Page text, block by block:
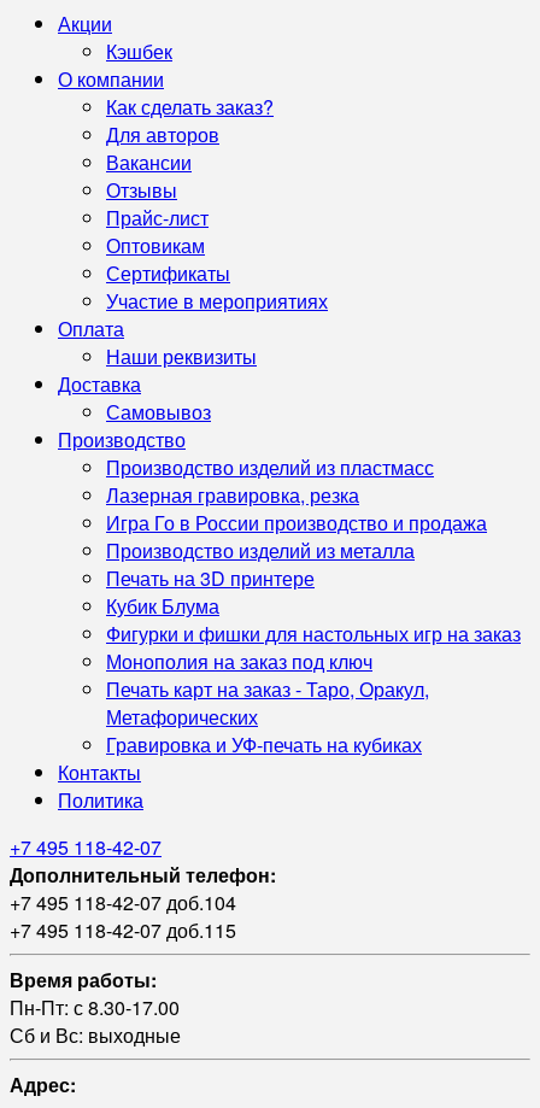
Акции
Кэшбек
О компании
Как сделать заказ?
Для авторов
Вакансии
Отзывы
Прайс-лист
Оптовикам
Сертификаты
Участие в мероприятиях
Оплата
Наши реквизиты
Доставка
Самовывоз
Производство
Производство изделий из пластмасс
Лазерная гравировка, резка
Игра Го в России производство и продажа
Производство изделий из металла
Печать на 3D принтере
Кубик Блума
Фигурки и фишки для настольных игр на заказ
Монополия на заказ под ключ
Печать карт на заказ - Таро, Оракул,
Метафорических
Гравировка и УФ‑печать на кубиках
Контакты
Политика
+7 495 118-42-07
Дополнительный телефон:
+7 495 118-42-07 доб.104
+7 495 118-42-07 доб.115
Время работы:
Пн-Пт: с 8.30-17.00
Сб и Вс: выходные
Адрес: